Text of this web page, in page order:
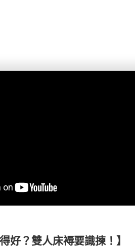
好？雙人床褥要識揀！】